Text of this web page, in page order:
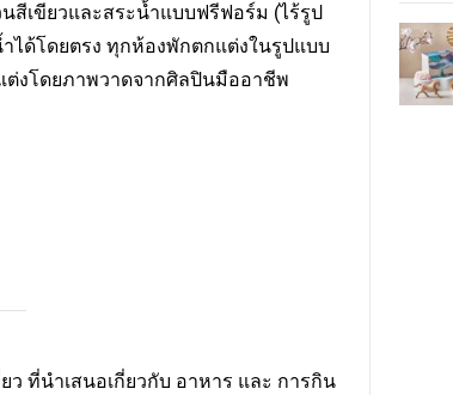
เขียวและสระน้ำแบบฟรีฟอร์ม (ไร้รูป
ได้โดยตรง ทุกห้องพักตกแต่งในรูปแบบ
งโดยภาพวาดจากศิลปินมืออาชีพ
ว ที่นำเสนอเกี่ยวกับ อาหาร และ การกิน